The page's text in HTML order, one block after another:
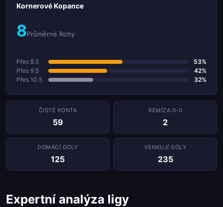
Kornerové Kopance
8Průměrné Rohy
Přes 8.5
53%
Přes 9.5
42%
Přes 10.5
32%
ČISTÉ KONTA
59
REMÍZA 0-0
2
DOMÁCÍ GÓLY
125
VENKUJÍ GÓLY
235
Expertní analýza ligy